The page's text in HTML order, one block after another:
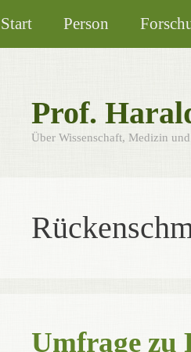
Inhalt
springen
Start Person
Prof.
Über Wissenschaft, Medizin
Umfrage zu